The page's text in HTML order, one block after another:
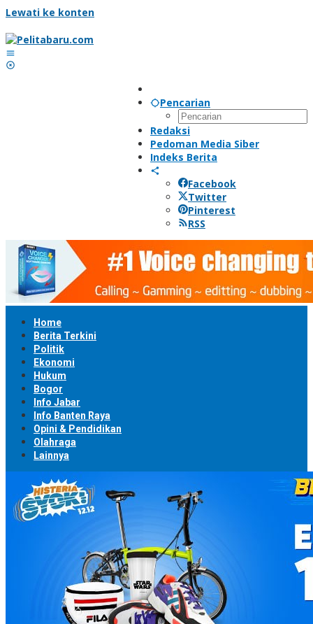
Lewati ke konten
Pencarian
Redaksi
Pedoman Media Siber
Indeks Berita
Facebook
Twitter
Pinterest
RSS
Home
Berita Terkini
Politik
Ekonomi
Hukum
Bogor
Info Jabar
Info Banten Raya
Opini & Pendidikan
Olahraga
Lainnya